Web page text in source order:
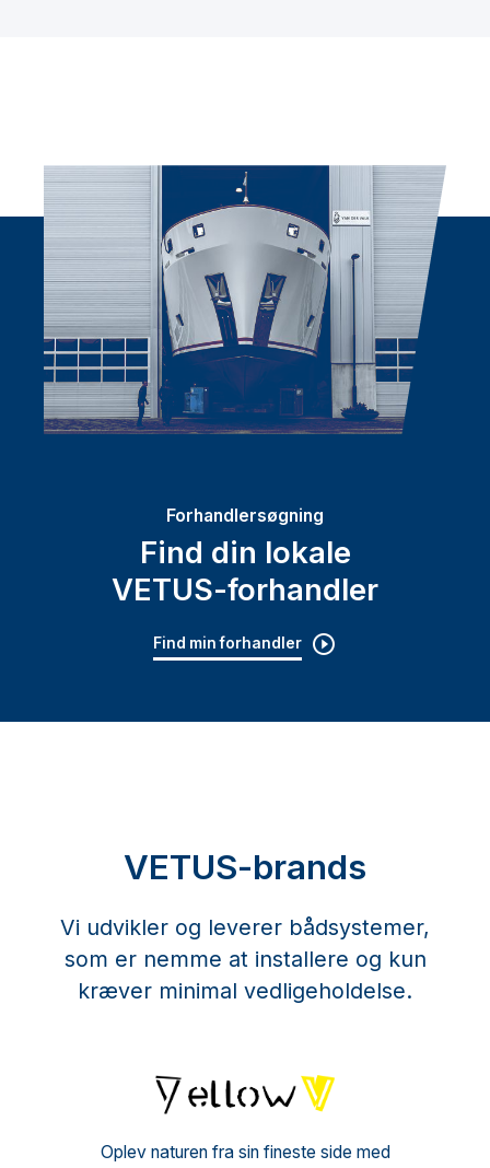
Forhandlersøgning
Find din lokale
VETUS-forhandler
Find min forhandler
VETUS-brands
Vi udvikler og leverer bådsystemer,
som er nemme at installere og kun
kræver minimal vedligeholdelse.
Oplev naturen fra sin fineste side med